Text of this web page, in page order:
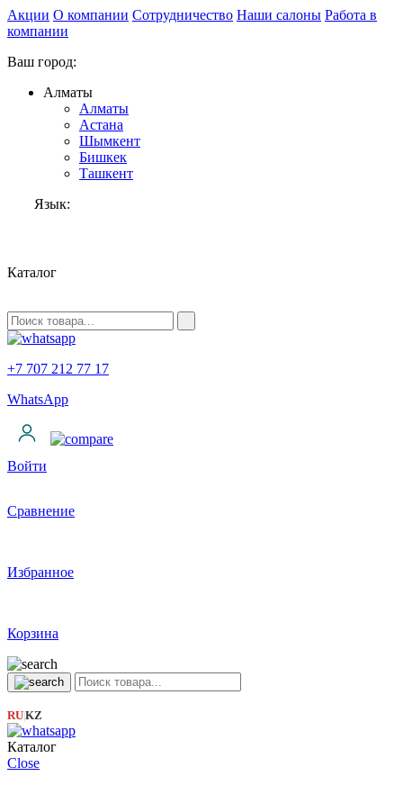
Акции О компании Сотрудничество Наши салоны Работа в
компании
Ваш город:
Алматы
Алматы
Астана
Шымкент
Бишкек
Ташкент
Язык:
Каталог
+7 707 212 77 17
WhatsApp
Войти
Сравнение
Избранное
Корзина
RU|KZ
Каталог
Close